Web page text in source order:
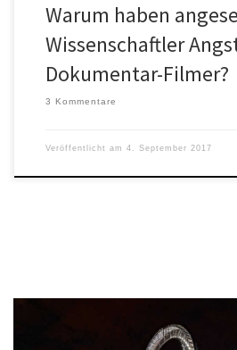
Warum haben
Wissenschaftler
Dokumentar-Filmer?
3 Kommentare
Veröffentlicht am 4. September 2017